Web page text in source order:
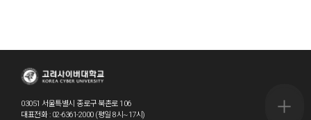
퀵메뉴
03051 서울특별시 종로구 북촌로 106
대표전화 : 02-6361-2000 (평일 8시~17시)